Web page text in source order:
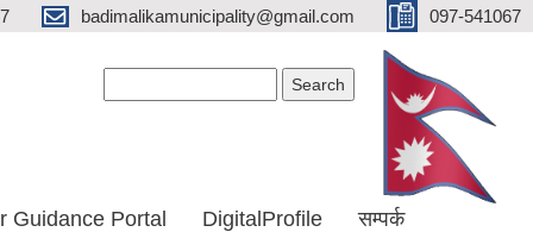
badimalikamunicipality@gmail.com 097-541067
Guidance Portal DigitalProfile सम्पर्क